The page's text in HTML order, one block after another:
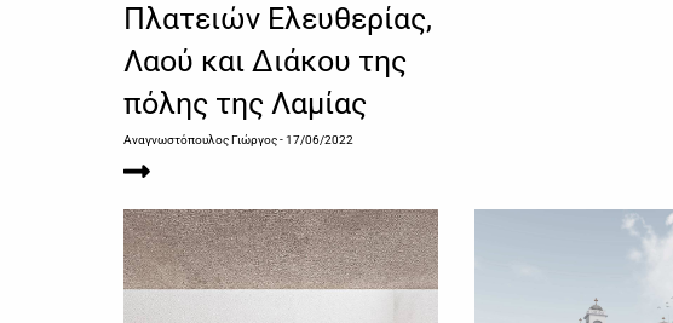
Πλατειών Ελευθερίας,
Λαού και Διάκου της
πόλης της Λαμίας
Αναγνωστόπουλος Γιώργος- 17/06/2022